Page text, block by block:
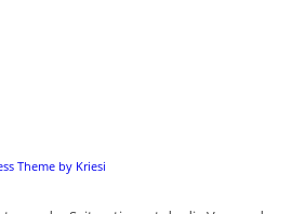
Theme by Kriesi